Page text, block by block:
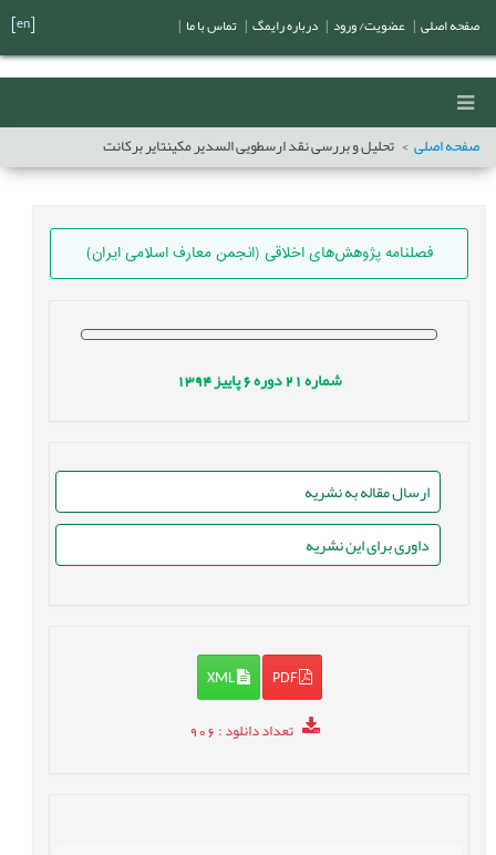
صفحه اصلی تحلیل و بررسی نقد ارسطویی السدیر مکینتایر برکانت
فصلنامه پژوهش‌های اخلاقی (انجمن معارف اسلامی ایران)
شماره21 دوره6 پاییز1394
ارسال مقاله به نشریه
داوری برای این نشریه
PDF
XML
تعداد دانلود: 906
صفحه اصلی عضویت/ ورود درباره رایمگ تماس با ما